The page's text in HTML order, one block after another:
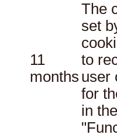
11
months
The
set
to
user
for
in